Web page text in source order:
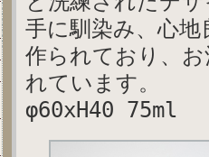
手に馴染み、心
作られており、
れています。
φ60xH40 75ml